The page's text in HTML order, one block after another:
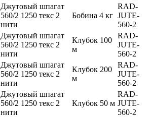
Джутовый шпагат
560/2 1250 текс 2
нити
Бобина 4 кг
RAD-
JUTE-
560-2
Джутовый шпагат
560/2 1250 текс 2
нити
Клубок 100
м
RAD-
JUTE-
560-2
Джутовый шпагат
560/2 1250 текс 2
нити
Клубок 200
м
RAD-
JUTE-
560-2
Джутовый шпагат
560/2 1250 текс 2
нити
Клубок 50 м
RAD-
JUTE-
560-2